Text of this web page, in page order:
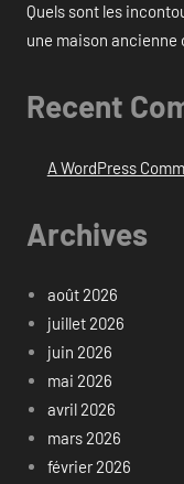
Quels sont les
une maison ancienne
Recent
A WordPress
Archives
août 2026
juillet 2026
juin 2026
mai 2026
avril 2026
mars 2026
février 2026